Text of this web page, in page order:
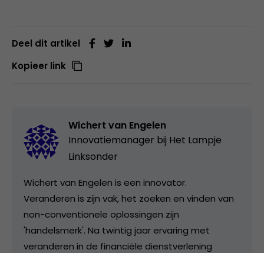
Deel dit artikel
Kopieer link
Wichert van Engelen
Innovatiemanager bij Het Lampje
Linksonder
Wichert van Engelen is een innovator.
Veranderen is zijn vak, het zoeken en vinden van
non-conventionele oplossingen zijn
'handelsmerk'. Na twintig jaar ervaring met
veranderen in de financiële dienstverlening